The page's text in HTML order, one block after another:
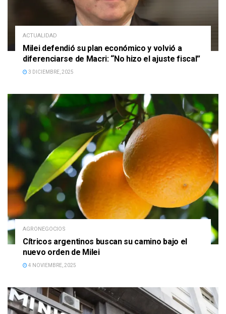
ACTUALIDAD
Milei defendió su plan económico y volvió a
diferenciarse de Macri: “No hizo el ajuste fiscal”
3 DICIEMBRE, 2025
AGRONEGOCIOS
Cítricos argentinos buscan su camino bajo el
nuevo orden de Milei
4 NOVIEMBRE, 2025